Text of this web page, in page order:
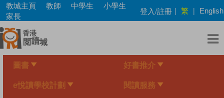
Skip
main
content
教城主頁 教師 中學生
小學生
家長
登入/註冊 | 繁 | English
圖書 好書推介
e悅讀學校計劃 閱讀服務